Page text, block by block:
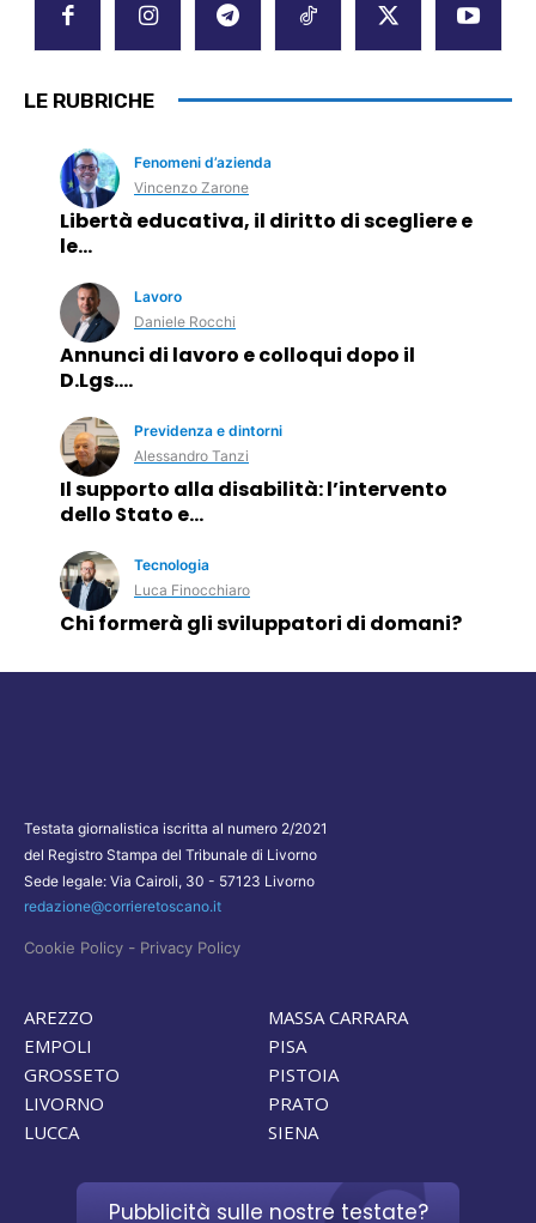
LE RUBRICHE
Fenomeni d’azienda
Vincenzo Zarone
Libertà educativa, il diritto di scegliere e
le…
Lavoro
Daniele Rocchi
Annunci di lavoro e colloqui dopo il
D.Lgs.…
Previdenza e dintorni
Alessandro Tanzi
Il supporto alla disabilità: l’intervento
dello Stato e…
Tecnologia
Luca Finocchiaro
Chi formerà gli sviluppatori di domani?
Testata giornalistica iscritta al numero 2/2021
del Registro Stampa del Tribunale di Livorno
Sede legale: Via Cairoli, 30 - 57123 Livorno
redazione@corrieretoscano.it
Cookie Policy - Privacy Policy
AREZZO
EMPOLI
GROSSETO
LIVORNO
LUCCA
MASSA CARRARA
PISA
PISTOIA
PRATO
SIENA
Pubblicità sulle nostre testate?